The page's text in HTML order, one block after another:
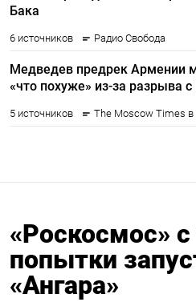
«Роскосмос» с
попытки
«Ангара»